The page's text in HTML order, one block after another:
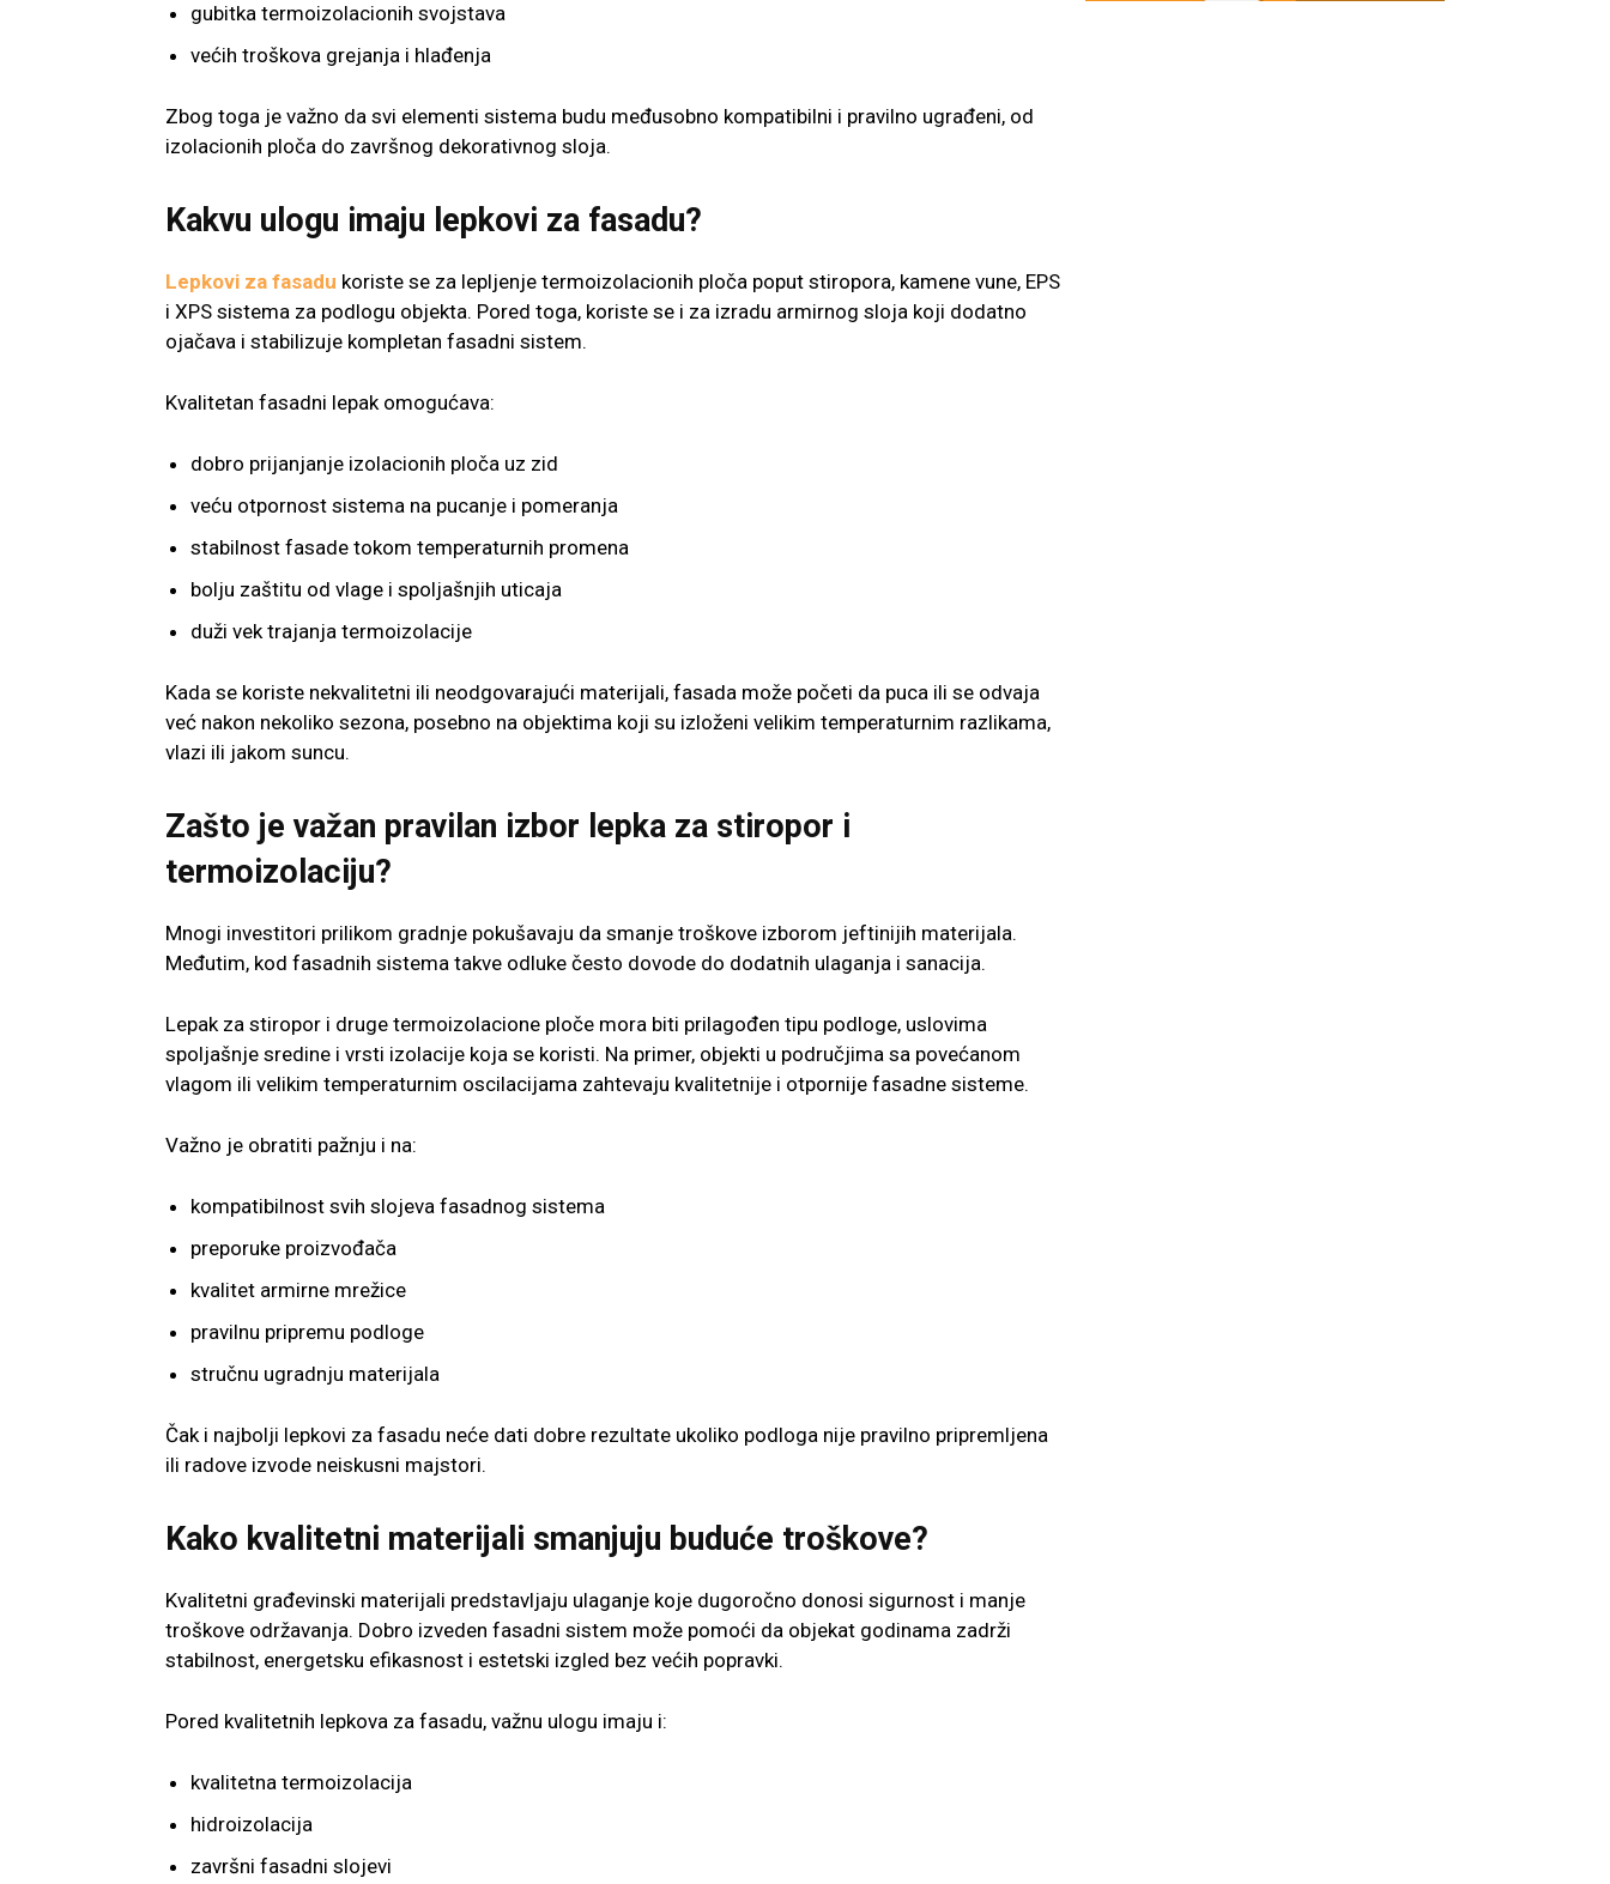
gubitka termoizolacionih svojstava
većih troškova grejanja i hlađenja
Zbog toga je važno da svi elementi sistema budu međusobno kompatibilni i pravilno ugrađeni, od
izolacionih ploča do završnog dekorativnog sloja.
Kakvu ulogu imaju lepkovi za fasadu?
Lepkovi za fasadu koriste se za lepljenje termoizolacionih ploča poput stiropora, kamene vune, EPS
i XPS sistema za podlogu objekta. Pored toga, koriste se i za izradu armirnog sloja koji dodatno
ojačava i stabilizuje kompletan fasadni sistem.
Kvalitetan fasadni lepak omogućava:
dobro prijanjanje izolacionih ploča uz zid
veću otpornost sistema na pucanje i pomeranja
stabilnost fasade tokom temperaturnih promena
bolju zaštitu od vlage i spoljašnjih uticaja
duži vek trajanja termoizolacije
Kada se koriste nekvalitetni ili neodgovarajući materijali, fasada može početi da puca ili se odvaja
već nakon nekoliko sezona, posebno na objektima koji su izloženi velikim temperaturnim razlikama,
vlazi ili jakom suncu.
Zašto je važan pravilan izbor lepka za stiropor i
termoizolaciju?
Mnogi investitori prilikom gradnje pokušavaju da smanje troškove izborom jeftinijih materijala.
Međutim, kod fasadnih sistema takve odluke često dovode do dodatnih ulaganja i sanacija.
Lepak za stiropor i druge termoizolacione ploče mora biti prilagođen tipu podloge, uslovima
spoljašnje sredine i vrsti izolacije koja se koristi. Na primer, objekti u područjima sa povećanom
vlagom ili velikim temperaturnim oscilacijama zahtevaju kvalitetnije i otpornije fasadne sisteme.
Važno je obratiti pažnju i na:
kompatibilnost svih slojeva fasadnog sistema
preporuke proizvođača
kvalitet armirne mrežice
pravilnu pripremu podloge
stručnu ugradnju materijala
Čak i najbolji lepkovi za fasadu neće dati dobre rezultate ukoliko podloga nije pravilno pripremljena
ili radove izvode neiskusni majstori.
Kako kvalitetni materijali smanjuju buduće troškove?
Kvalitetni građevinski materijali predstavljaju ulaganje koje dugoročno donosi sigurnost i manje
troškove održavanja. Dobro izveden fasadni sistem može pomoći da objekat godinama zadrži
stabilnost, energetsku efikasnost i estetski izgled bez većih popravki.
Pored kvalitetnih lepkova za fasadu, važnu ulogu imaju i:
kvalitetna termoizolacija
hidroizolacija
završni fasadni slojevi